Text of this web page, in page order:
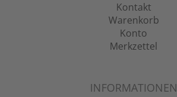
Kontakt
Warenkorb
Konto
Merkzettel
INFORMATIONEN